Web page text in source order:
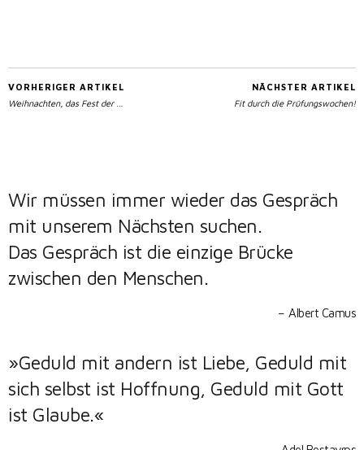
VORHERIGER ARTIKEL
Weihnachten, das Fest der …
NÄCHSTER ARTIKEL
Fit durch die Prüfungswochen!
Wir müssen immer wieder das Gespräch
mit unserem Nächsten suchen.
Das Gespräch ist die einzige Brücke
zwischen den Menschen.
Albert Camus
»Geduld mit andern ist Liebe, Geduld mit
sich selbst ist Hoffnung, Geduld mit Gott
ist Glaube.«